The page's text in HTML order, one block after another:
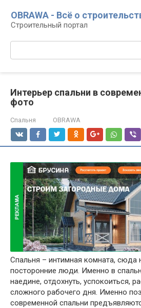
контенту
OBRAWA - Всё о
Строительный портал
Интерьер спальни в
фото
Спальня OBRAWA
Спальня – интимная комната, сюда
посторонние люди. Именно в
наедине, отдохнуть, успокоиться,
сложного рабочего дня. Именно
современной спальни